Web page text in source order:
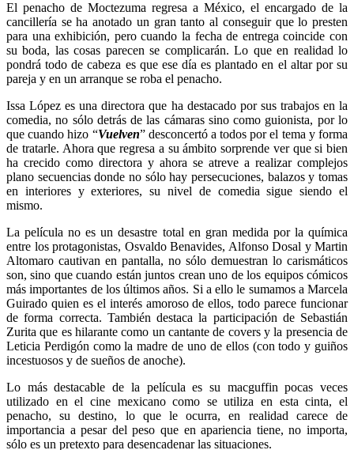
El penacho de Moctezuma regresa a México, el encargado de la
cancillería se ha anotado un gran tanto al conseguir que lo presten
para una exhibición, pero cuando la fecha de entrega coincide con
su boda, las cosas parecen se complicarán. Lo que en realidad lo
pondrá todo de cabeza es que ese día es plantado en el altar por su
pareja y en un arranque se roba el penacho.
Issa López es una directora que ha destacado por sus trabajos en la
comedia, no sólo detrás de las cámaras sino como guionista, por lo
que cuando hizo “Vuelven” desconcertó a todos por el tema y forma
de tratarle. Ahora que regresa a su ámbito sorprende ver que si bien
ha crecido como directora y ahora se atreve a realizar complejos
plano secuencias donde no sólo hay persecuciones, balazos y tomas
en interiores y exteriores, su nivel de comedia sigue siendo el
mismo.
La película no es un desastre total en gran medida por la química
entre los protagonistas, Osvaldo Benavides, Alfonso Dosal y Martin
Altomaro cautivan en pantalla, no sólo demuestran lo carismáticos
son, sino que cuando están juntos crean uno de los equipos cómicos
más importantes de los últimos años. Si a ello le sumamos a Marcela
Guirado quien es el interés amoroso de ellos, todo parece funcionar
de forma correcta. También destaca la participación de Sebastián
Zurita que es hilarante como un cantante de covers y la presencia de
Leticia Perdigón como la madre de uno de ellos (con todo y guiños
incestuosos y de sueños de anoche).
Lo más destacable de la película es su macguffin pocas veces
utilizado en el cine mexicano como se utiliza en esta cinta, el
penacho, su destino, lo que le ocurra, en realidad carece de
importancia a pesar del peso que en apariencia tiene, no importa,
sólo es un pretexto para desencadenar las situaciones.